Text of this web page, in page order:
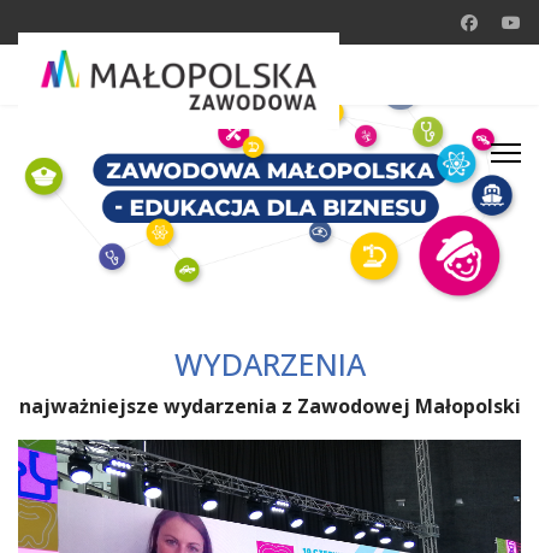
WYDARZENIA
najważniejsze wydarzenia z Zawodowej Małopolski